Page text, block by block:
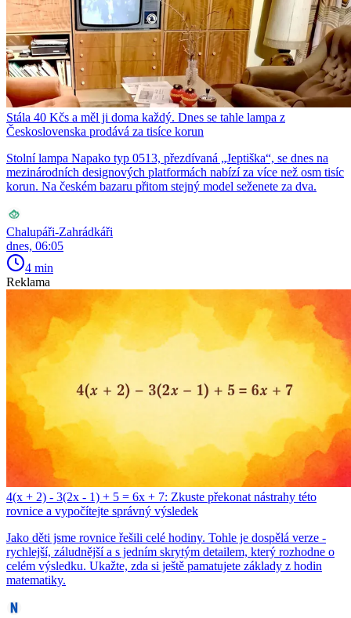
Stála 40 Kčs a měl ji doma každý. Dnes se tahle lampa z
Československa prodává za tisíce korun
Stolní lampa Napako typ 0513, přezdívaná „Jeptiška“, se dnes na
mezinárodních designových platformách nabízí za více než osm tisíc
korun. Na českém bazaru přitom stejný model seženete za dva.
Chalupáři-Zahrádkáři
dnes, 06:05
4 min
Reklama
4(x + 2) - 3(2x - 1) + 5 = 6x + 7: Zkuste překonat nástrahy této
rovnice a vypočítejte správný výsledek
Jako děti jsme rovnice řešili celé hodiny. Tohle je dospělá verze -
rychlejší, záludnější a s jedním skrytým detailem, který rozhodne o
celém výsledku. Ukažte, zda si ještě pamatujete základy z hodin
matematiky.